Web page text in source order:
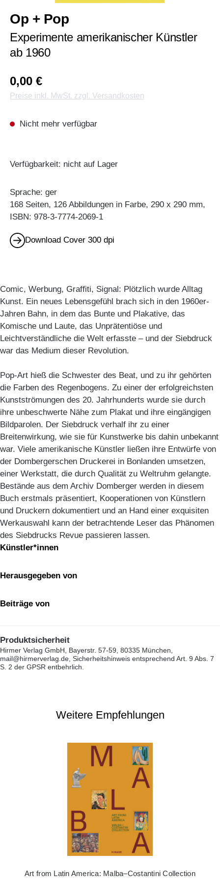
Op + Pop
Experimente amerikanischer Künstler
ab 1960
0,00 €
Preise inkl. MwSt. zzgl. Versandkosten
Nicht mehr verfügbar
Verfügbarkeit: nicht auf Lager
Sprache: ger
168 Seiten, 126 Abbildungen in Farbe, 290 x 290 mm,
ISBN: 978-3-7774-2069-1
Download Cover 300 dpi
Comic, Werbung, Graffiti, Signal: Plötzlich wurde Alltag
Kunst. Ein neues Lebensgefühl brach sich in den 1960er-
Jahren Bahn, in dem das Bunte und Plakative, das
Komische und Laute, das Unprätentiöse und
Leichtverständliche die Welt erfasste – und der Siebdruck
war das Medium dieser Revolution.
Pop-Art hieß die Schwester des Beat, und zu ihr gehörten
die Farben des Regenbogens. Zu einer der erfolgreichsten
Kunstströmungen des 20. Jahrhunderts wurde sie durch
ihre unbeschwerte Nähe zum Plakat und ihre eingängigen
Bildparolen. Der Siebdruck verhalf ihr zu einer
Breitenwirkung, wie sie für Kunstwerke bis dahin unbekannt
war. Viele amerikanische Künstler ließen ihre Entwürfe von
der Dombergerschen Druckerei in Bonlanden umsetzen,
einer Werkstatt, die durch Qualität zu Weltruhm gelangte.
Bestände aus dem Archiv Domberger werden in diesem
Buch erstmals präsentiert, Kooperationen von Künstlern
und Druckern dokumentiert und an Hand einer exquisiten
Werkauswahl kann der betrachtende Leser das Phänomen
des Siebdrucks Revue passieren lassen.
Künstler*innen
Herausgegeben von
Beiträge von
Produktsicherheit
Hirmer Verlag GmbH, Bayerstr. 57-59, 80335 München,
mail@hirmerverlag.de, Sicherheitshinweis entsprechend Art. 9 Abs. 7
S. 2 der GPSR entbehrlich.
Weitere Empfehlungen
Art from Latin America: Malba–Costantini Collection